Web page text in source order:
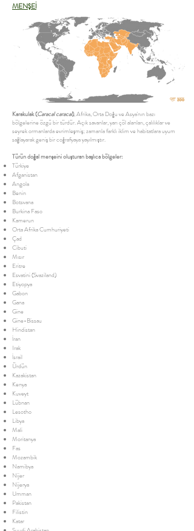
MENŞEİ
Karakulak (Caracal caracal), Afrika, Orta Doğu ve Asya'nın bazı
bölgelerine özgü bir türdür. Açık savanlar, yarı çöl alanları, çalılıklar ve
seyrek ormanlarda evrimleşmiş; zamanla farklı iklim ve habitatlara uyum
sağlayarak geniş bir coğrafyaya yayılmıştır.
Türün doğal menşeini oluşturan başlıca bölgeler:
Türkiye
Afganistan
Angola
Benin
Botsvana
Burkina Faso
Kamerun
Orta Afrika Cumhuriyeti
Çad
Cibuti
Mısır
Eritre
Esvatini (Svaziland)
Etiyopya
Gabon
Gana
Gine
Gine-Bissau
Hindistan
İran
Irak
İsrail
Ürdün
Kazakistan
Kenya
Kuveyt
Lübnan
Lesotho
Libya
Mali
Moritanya
Fas
Mozambik
Namibya
Nijer
Nijerya
Umman
Pakistan
Filistin
Katar